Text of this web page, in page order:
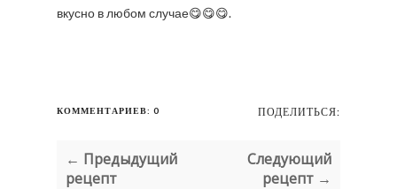
вкусно в любом случае😋😋😋.
КОММЕНТАРИЕВ: 0 ПОДЕЛИТЬСЯ:
← Предыдущий
рецепт
Следующий
рецепт →